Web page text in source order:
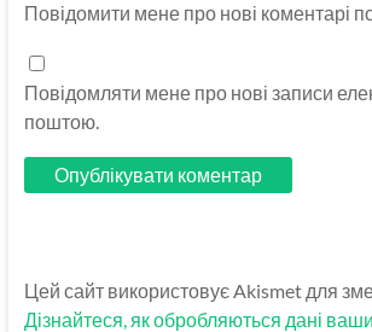
Повідомити мене про нові коментарі
Повідомляти мене про нові записи
поштою.
Цей сайт використовує Akismet для
Дізнайтеся, як обробляються дані